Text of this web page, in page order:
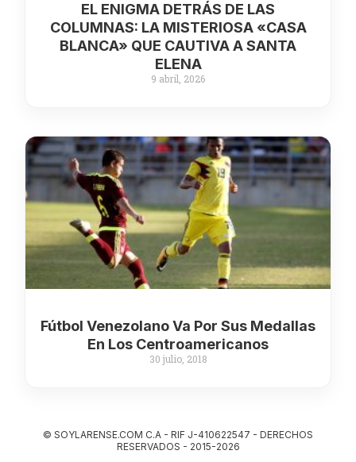
EL ENIGMA DETRÁS DE LAS
COLUMNAS: LA MISTERIOSA «CASA
BLANCA» QUE CAUTIVA A SANTA
ELENA
9 abril, 2026
Fútbol Venezolano Va Por Sus Medallas
En Los Centroamericanos
30 julio, 2018
© SOYLARENSE.COM C.A - RIF J-410622547 - DERECHOS
RESERVADOS - 2015-2026